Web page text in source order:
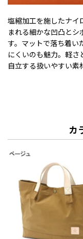
塩縮加工を施したナイ
まれる細かな凹凸とシ
す。マットで落ち着い
にくいのも魅力。軽さ
自立する扱いやすい素
カ